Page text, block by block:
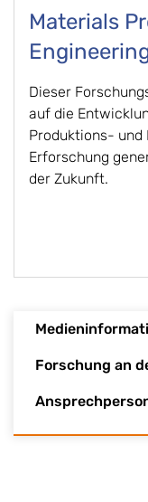
Materials
Dieser
auf die
Produktions- und
Erforschung
der Zukunft.
Forschung an